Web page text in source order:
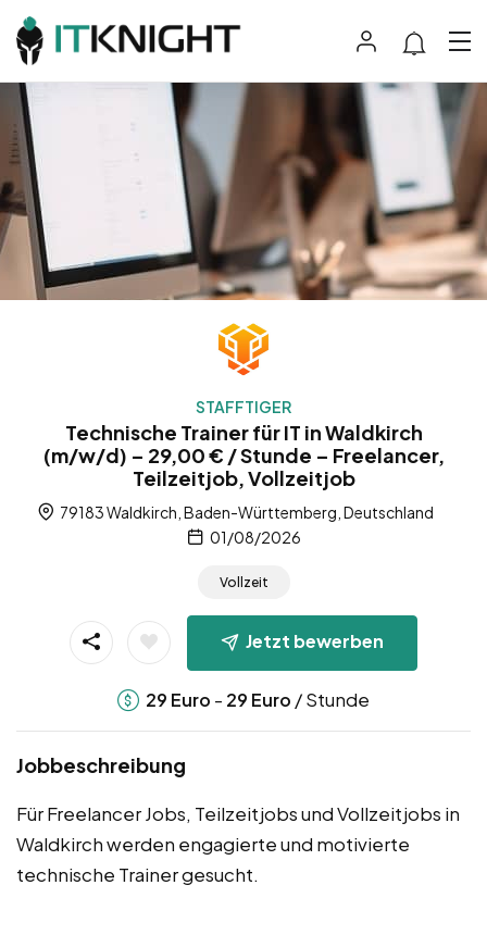
STAFFTIGER
Technische Trainer für IT in Waldkirch
(m/w/d) – 29,00 € / Stunde – Freelancer,
Teilzeitjob, Vollzeitjob
79183 Waldkirch, Baden-Württemberg, Deutschland
01/08/2026
Vollzeit
Jetzt bewerben
29 Euro - 29 Euro / Stunde
Jobbeschreibung
Für Freelancer Jobs, Teilzeitjobs und Vollzeitjobs in
Waldkirch werden engagierte und motivierte
technische Trainer gesucht.